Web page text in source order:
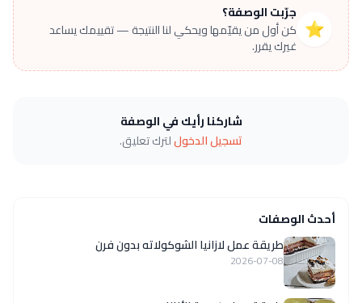
⭐
جرّبت الوصفة؟
كن أول من يقيّمها ويحكي لنا النتيجة — تقييمك يساعد
غيرك يقرر.
شاركنا رأيك في الوصفة
تسجيل الدخوللترك تعليق.
أحدث الوصفات
طريقة عمل لازانيا الشوكولاته بدون فرن
2026-07-08